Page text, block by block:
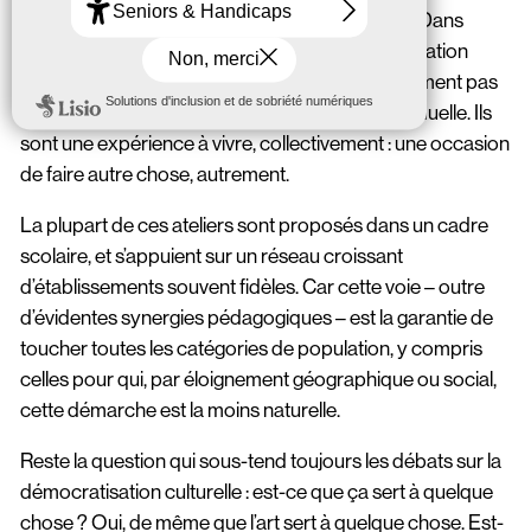
narratif ou musical, voire dispositif multimédia... Dans
certains cas, ces travaux sont intégrés à une création
publique de l’artiste. Ces ateliers ne sont absolument pas
conçus comme l’amorce d’une formation individuelle. Ils
sont une expérience à vivre, collectivement : une occasion
de faire autre chose, autrement.
La plupart de ces ateliers sont proposés dans un cadre
scolaire, et s’appuient sur un réseau croissant
d’établissements souvent fidèles. Car cette voie – outre
d’évidentes synergies pédagogiques – est la garantie de
toucher toutes les catégories de population, y compris
celles pour qui, par éloignement géographique ou social,
cette démarche est la moins naturelle.
Reste la question qui sous-tend toujours les débats sur la
démocratisation culturelle : est-ce que ça sert à quelque
chose ? Oui, de même que l’art sert à quelque chose. Est-